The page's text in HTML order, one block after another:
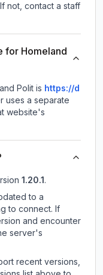
not, contact a staff
for Homeland
Polit is https://d
uses a separate
website's
1.20.1 .
to a
to connect. If
and encounter
server's
recent versions,